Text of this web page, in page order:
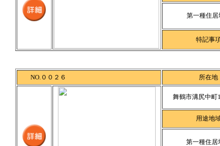
第一種住居
特記事
NO.００２６ 所在地
舞鶴市溝尻中町
用途地
第一種住居